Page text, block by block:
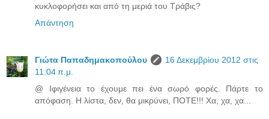
κυκλοφορήσει και από τη μεριά του Τράβις?
Απάντηση
Γιώτα Παπαδημακοπούλου
16 Δεκεμβρίου 2012 στις
11:04 π.μ.
@ Ιφιγένεια το έχουμε πει ένα σωρό φορές. Πάρτε το
απόφαση. Η λίστα, δεν, θα μικρύνει, ΠΟΤΕ!!! Χα, χα, χα...